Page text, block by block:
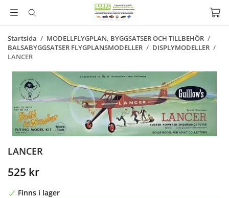
Startsida / MODELLFLYGPLAN, BYGGSATSER OCH TILLBEHÖR /
BALSABYGGSATSER FLYGPLANSMODELLER / DISPLYMODELLER /
LANCER
LANCER
525 kr
Finns i lager